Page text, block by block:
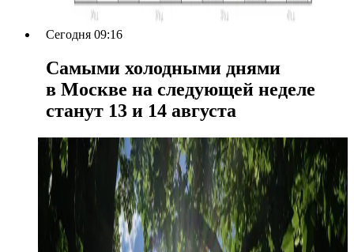
Сегодня 09:16
Самыми холодными днями
в Москве на следующей неделе
станут 13 и 14 августа